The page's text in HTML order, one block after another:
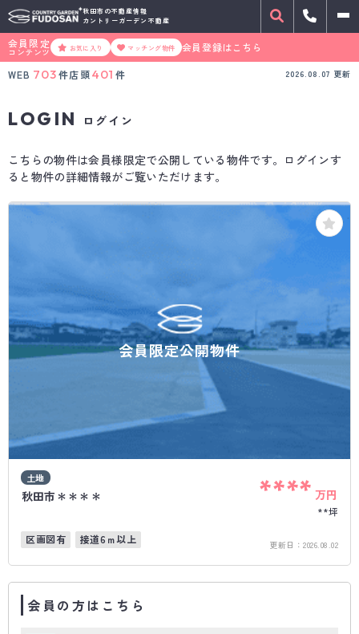
秋田市の不動産情報
カントリーガーデン不動産
会員限定
コンテンツ お気に入り マッチング物件
会員登録はこちら
WEB 703件店頭401 件 2026.08.07 更新
LOGIN ログイン
こちらの物件は会員様限定で公開している物件です。ログインす
ると物件の詳細情報がご覧いただけます。
会員限定公開物件
土地
秋田市＊＊＊＊ **** 万円
**坪
区画図有
接道6ｍ以上 更新日： 2026.08.02
会員の方はこちら